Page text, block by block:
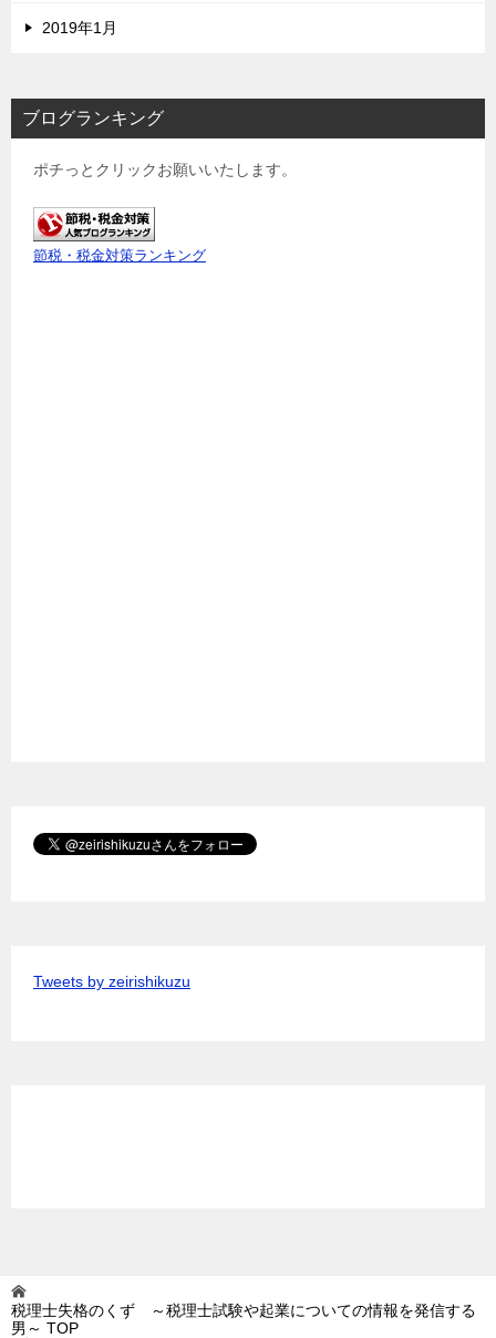
2019年1月
ブログランキング
ポチっとクリックお願いいたします。
節税・税金対策ランキング
Tweets by zeirishikuzu
税理士失格のくず ～税理士試験や起業についての情報を発信する
男～ TOP